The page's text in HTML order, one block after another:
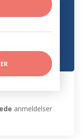
anmeldelser